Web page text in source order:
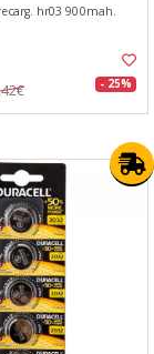
hr03 900mah.
- 25%